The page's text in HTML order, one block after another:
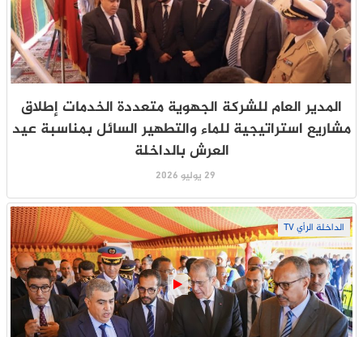
المدير العام للشركة الجهوية متعددة الخدمات إطلاق
مشاريع استراتيجية للماء والتطهير السائل بمناسبة عيد
العرش بالداخلة
29 يوليو 2026
الداخلة الرأي TV